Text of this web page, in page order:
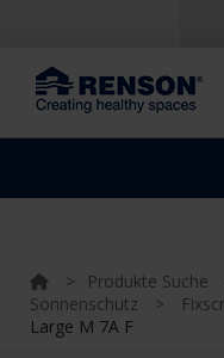
> Produkte Suche
Sonnenschutz
>
Large M 7A F